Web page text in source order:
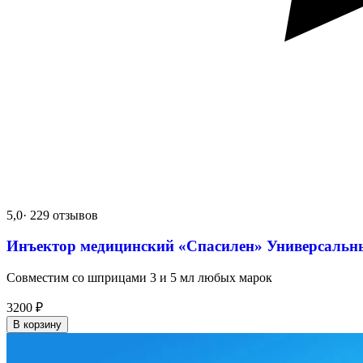
5,0· 229 отзывов
Инъектор медицинский «Спасилен»
Совместим со шприцами 3 и 5 мл любых марок
3200 ₽
В корзину